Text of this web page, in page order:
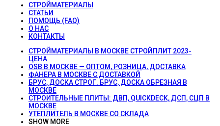
СТРОЙМАТЕРИАЛЫ
СТАТЬИ
ПОМОЩЬ (FAQ)
О НАС
КОНТАКТЫ
СТРОЙМАТЕРИАЛЫ В МОСКВЕ СТРОЙПЛИТ 2023-
ЦЕНА
OSB В МОСКВЕ — ОПТОМ, РОЗНИЦА, ДОСТАВКА
ФАНЕРА В МОСКВЕ С ДОСТАВКОЙ
БРУС, ДОСКА СТРОГ. БРУС, ДОСКА ОБРЕЗНАЯ В
МОСКВЕ
СТРОИТЕЛЬНЫЕ ПЛИТЫ: ДВП, QUICKDECK, ДСП, СЦП В
МОСКВЕ
УТЕПЛИТЕЛЬ В МОСКВЕ СО СКЛАДА
SHOW MORE